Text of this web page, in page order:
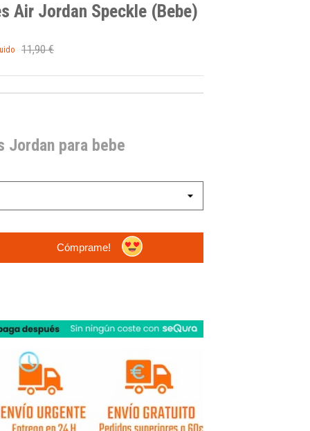
Air Jordan Speckle (Bebe)
11,90 €
Jordan para bebe
Cómprame!